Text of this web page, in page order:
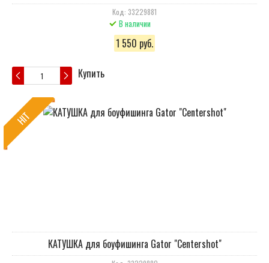
Код: 33229881
В наличии
1 550 руб.
Купить
HIT
КАТУШКА для боуфишинга Gator "Centershot"